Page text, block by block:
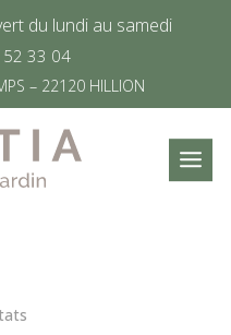
du lundi au samedi
33 04
– 22120 HILLION
du